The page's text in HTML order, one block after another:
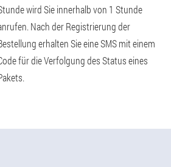
wird Sie innerhalb von 1 Stunde
Nach der Registrierung der
erhalten Sie eine SMS mit einem
für die Verfolgung des Status eines